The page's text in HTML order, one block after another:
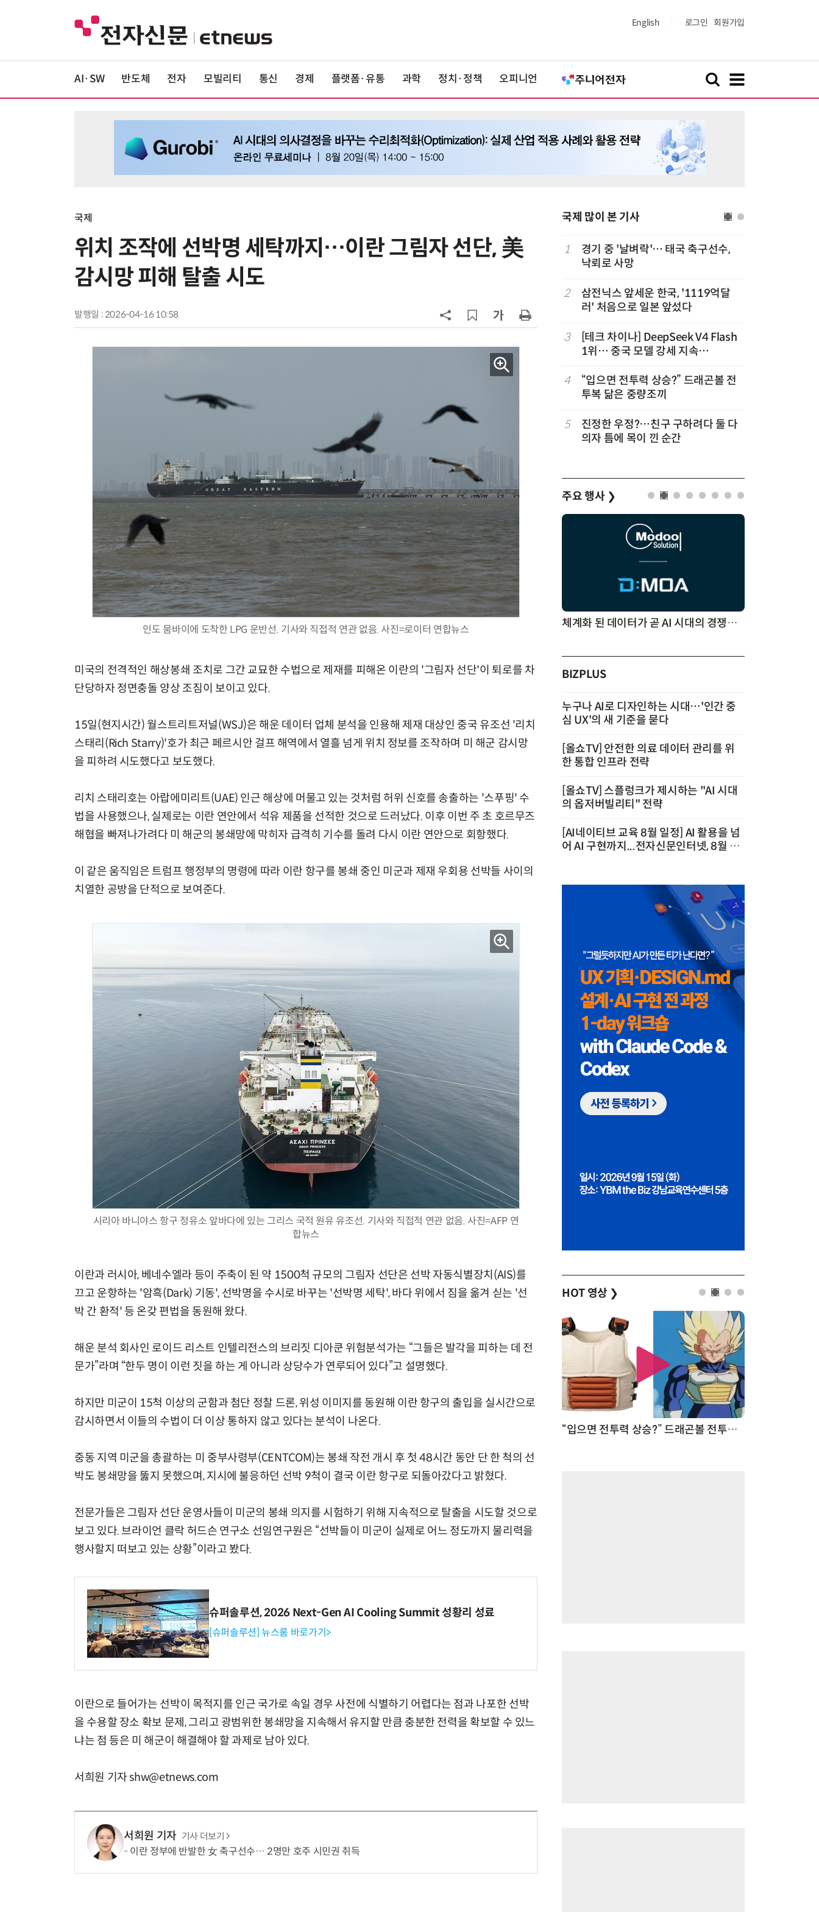
English 로그인 회원가입
AI·SW 반도체 전자 모빌리티 통신 경제 플랫폼·유통 과학 정치·정책 오피니언
국제
위치 조작에 선박명 세탁까지…이란 그림자 선단, 美
감시망 피해 탈출 시도
발행일 : 2026-04-16 10:58
인도 뭄바이에 도착한 LPG 운반선. 기사와 직접적 연관 없음. 사진=로이터 연합뉴스
미국의 전격적인 해상봉쇄 조치로 그간 교묘한 수법으로 제재를 피해온 이란의 '그림자 선단'이 퇴로를 차
단당하자 정면충돌 양상 조짐이 보이고 있다.
15일(현지시간) 월스트리트저널(WSJ)은 해운 데이터 업체 분석을 인용해 제재 대상인 중국 유조선 '리치
스태리(Rich Starry)'호가 최근 페르시안 걸프 해역에서 열흘 넘게 위치 정보를 조작하며 미 해군 감시망
을 피하려 시도했다고 보도했다.
리치 스태리호는 아랍에미리트(UAE) 인근 해상에 머물고 있는 것처럼 허위 신호를 송출하는 '스푸핑' 수
법을 사용했으나, 실제로는 이란 연안에서 석유 제품을 선적한 것으로 드러났다. 이후 이번 주 초 호르무즈
해협을 빠져나가려다 미 해군의 봉쇄망에 막히자 급격히 기수를 돌려 다시 이란 연안으로 회항했다.
이 같은 움직임은 트럼프 행정부의 명령에 따라 이란 항구를 봉쇄 중인 미군과 제재 우회용 선박들 사이의
치열한 공방을 단적으로 보여준다.
시리아 바니야스 항구 정유소 앞바다에 있는 그리스 국적 원유 유조선. 기사와 직접적 연관 없음. 사진=AFP 연
합뉴스
이란과 러시아, 베네수엘라 등이 주축이 된 약 1500척 규모의 그림자 선단은 선박 자동식별장치(AIS)를
끄고 운항하는 '암흑(Dark) 기동', 선박명을 수시로 바꾸는 '선박명 세탁', 바다 위에서 짐을 옮겨 싣는 '선
박 간 환적' 등 온갖 편법을 동원해 왔다.
해운 분석 회사인 로이드 리스트 인텔리전스의 브리짓 디아쿤 위험분석가는 “그들은 발각을 피하는 데 전
문가”라며 “한두 명이 이런 짓을 하는 게 아니라 상당수가 연루되어 있다”고 설명했다.
하지만 미군이 15척 이상의 군함과 첨단 정찰 드론, 위성 이미지를 동원해 이란 항구의 출입을 실시간으로
감시하면서 이들의 수법이 더 이상 통하지 않고 있다는 분석이 나온다.
중동 지역 미군을 총괄하는 미 중부사령부(CENTCOM)는 봉쇄 작전 개시 후 첫 48시간 동안 단 한 척의 선
박도 봉쇄망을 뚫지 못했으며, 지시에 불응하던 선박 9척이 결국 이란 항구로 되돌아갔다고 밝혔다.
전문가들은 그림자 선단 운영사들이 미군의 봉쇄 의지를 시험하기 위해 지속적으로 탈출을 시도할 것으로
보고 있다. 브라이언 클락 허드슨 연구소 선임연구원은 “선박들이 미군이 실제로 어느 정도까지 물리력을
행사할지 떠보고 있는 상황”이라고 봤다.
슈퍼솔루션, 2026 Next-Gen AI Cooling Summit 성황리 성료
[슈퍼솔루션] 뉴스룸 바로가기>
이란으로 들어가는 선박이 목적지를 인근 국가로 속일 경우 사전에 식별하기 어렵다는 점과 나포한 선박
을 수용할 장소 확보 문제, 그리고 광범위한 봉쇄망을 지속해서 유지할 만큼 충분한 전력을 확보할 수 있느
냐는 점 등은 미 해군이 해결해야 할 과제로 남아 있다.
서희원 기자 shw@etnews.com
서희원 기자 기사 더보기
이란 정부에 반발한 女 축구선수… 2명만 호주 시민권 취득
국제 많이 본 기사
6
“미국에서 아기 낳아도 시민권 안준
뿍 뿌려먹던 '이 매운소스'는?
식처럼 키워서? '징역 3년' 논란
“통째로 먹으면 1860㎉”…'버터 먹
10
“균열 가능성 확인” 美, '보잉 737 맥
1
경기 중 '날벼락'… 태국 축구선수,
낙뢰로 사망
2
삼전닉스 앞세운 한국, '1119억달
러' 처음으로 일본 앞섰다
3
[테크 차이나] DeepSeek V4 Flash
1위… 중국 모델 강세 지속
순위)
4
“입으면 전투력 상승?” 드래곤볼 전
투복 닮은 중량조끼
5
진정한 우정?…친구 구하려다 둘 다
의자 틈에 목이 낀 순간
주요 행사 ❯
AI Native Enterprise를 지원하는 AI Ready Data 플랫폼 활용 전략 체계화 된 데이터가 곧 AI 시대의 경쟁력이다
BIZPLUS
누구나 AI로 디자인하는 시대…'인간 중
심 UX'의 새 기준을 묻다
[올쇼TV] 안전한 의료 데이터 관리를 위
한 통합 인프라 전략
[올쇼TV] 스플렁크가 제시하는 "AI 시대
의 옵저버빌리티" 전략
[AI네이티브 교육 8월 일정] AI 활용을 넘
어 AI 구현까지...전자신문인터넷, 8월 실
HOT 영상 ❯
“계속 쫓아왔다”…도망치던 우크라 민간인 공격한 러 자폭 드론 “입으면 전투력 상승?” 드래곤볼 전투복 닮은 중량조끼